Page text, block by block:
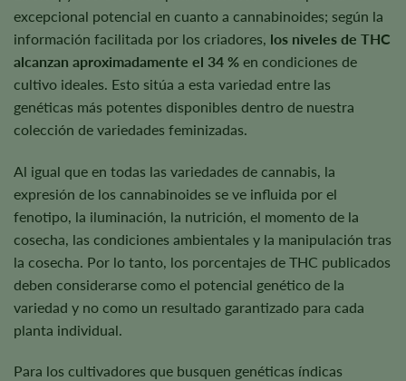
excepcional potencial en cuanto a cannabinoides; según la
información facilitada por los criadores, los niveles de THC
alcanzan aproximadamente el 34 % en condiciones de
cultivo ideales. Esto sitúa a esta variedad entre las
genéticas más potentes disponibles dentro de nuestra
colección de variedades feminizadas.
Al igual que en todas las variedades de cannabis, la
expresión de los cannabinoides se ve influida por el
fenotipo, la iluminación, la nutrición, el momento de la
cosecha, las condiciones ambientales y la manipulación tras
la cosecha. Por lo tanto, los porcentajes de THC publicados
deben considerarse como el potencial genético de la
variedad y no como un resultado garantizado para cada
planta individual.
Para los cultivadores que busquen genéticas índicas